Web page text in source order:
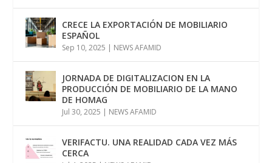
CRECE LA EXPORTACIÓN DE MOBILIARIO
ESPAÑOL
Sep 10, 2025 | NEWS AFAMID
JORNADA DE DIGITALIZACION EN LA
PRODUCCIÓN DE MOBILIARIO DE LA MANO
DE HOMAG
Jul 30, 2025 | NEWS AFAMID
VERIFACTU. UNA REALIDAD CADA VEZ MÁS
CERCA